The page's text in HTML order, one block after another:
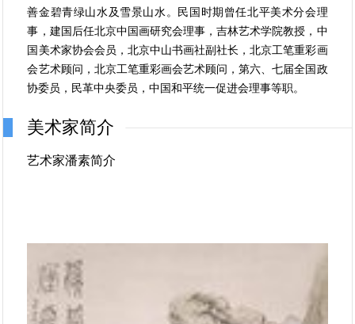
善金碧青绿山水及雪景山水。民国时期曾任北平美术分会理
事，建国后任北京中国画研究会理事，吉林艺术学院教授，中
国美术家协会会员，北京中山书画社副社长，北京工笔重彩画
会艺术顾问，北京工笔重彩画会艺术顾问，第六、七届全国政
协委员，民革中央委员，中国和平统一促进会理事等职。
美术家简介
艺术家潘素简介